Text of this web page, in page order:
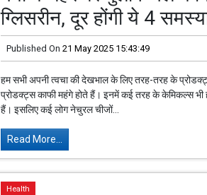
ग्लिसरीन, दूर होंगी ये 4
Published On 21 May 2025 15:43:49
हम सभी अपनी त्वचा की देखभाल के लिए तरह-तरह के
प्रोडक्ट्स काफी महंगे होते हैं। इनमें कई तरह के केमिकल्स भी
हैं। इसलिए कई लोग नेचुरल चीजों...
Read More...
Health